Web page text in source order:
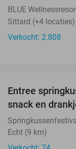
BLUE
Sittard (+4 locaties)
Verkocht: 2.808
Entree
snack en
Echt (9 km)